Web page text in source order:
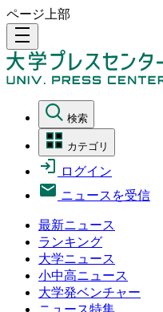
ページ上部
density_medium
検索
カテゴリ
ログイン
ニュースを受信
最新ニュース
ランキング
大学ニュース
小中高ニュース
大学発ベンチャー
ニュース特集